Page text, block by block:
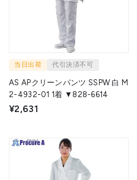
当日出荷 代引決済不可
AS APクリーンパンツ SSPW 白 M
2-4932-01 1着 ▼828-6614
¥2,631